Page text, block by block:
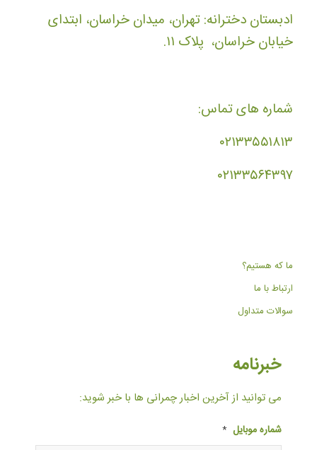
ادبستان دخترانه: تهران، میدان خراسان، ابتدای
خیابان خراسان، پلاک ۱۱.
شماره های تماس:
۰۲۱۳۳۵۵۱۸۱۳
۰۲۱۳۳۵۶۴۳۹۷
ما که هستیم؟
ارتباط با ما
سوالات متداول
خبرنامه
می توانید از آخرین اخبار چمرانی ها با خبر شوید:
شماره موبایل *